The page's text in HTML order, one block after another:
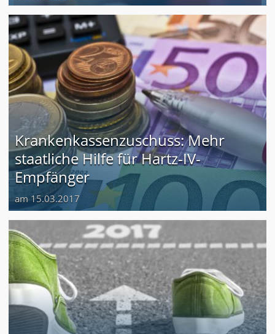
Krankenkassenzuschuss: Mehr
staatliche Hilfe für Hartz-IV-
Empfänger
am 15.03.2017